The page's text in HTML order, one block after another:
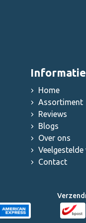
Informatie
Home
Assortiment
Reviews
Blogs
Over ons
Veelgestelde
Contact